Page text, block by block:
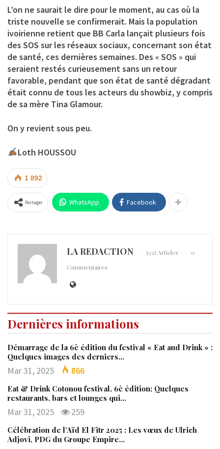
L’on ne saurait le dire pour le moment, au cas où la
triste nouvelle se confirmerait. Mais la population
ivoirienne retient que BB Carla lançait plusieurs fois
des SOS sur les réseaux sociaux, concernant son état
de santé, ces dernières semaines. Des « SOS » qui
seraient restés curieusement sans un retour
favorable, pendant que son état de santé dégradant
était connu de tous les acteurs du showbiz, y compris
de sa mère Tina Glamour.
On y revient sous peu.
Loth HOUSSOU
1 892
Partager WhatsApp Facebook
LA REDACTION 5321 Articles
0
Commentaires
Dernières informations
Démarrage de la 6è édition du festival « Eat and Drink » :
Quelques images des derniers…
Mar 31, 2025 866
Eat & Drink Cotonou festival, 6è édition: Quelques
restaurants, bars et lounges qui…
Mar 31, 2025 259
Célébration de l’Aïd El Fitr 2025 : Les vœux de Ulrich
Adjovi, PDG du Groupe Empire…